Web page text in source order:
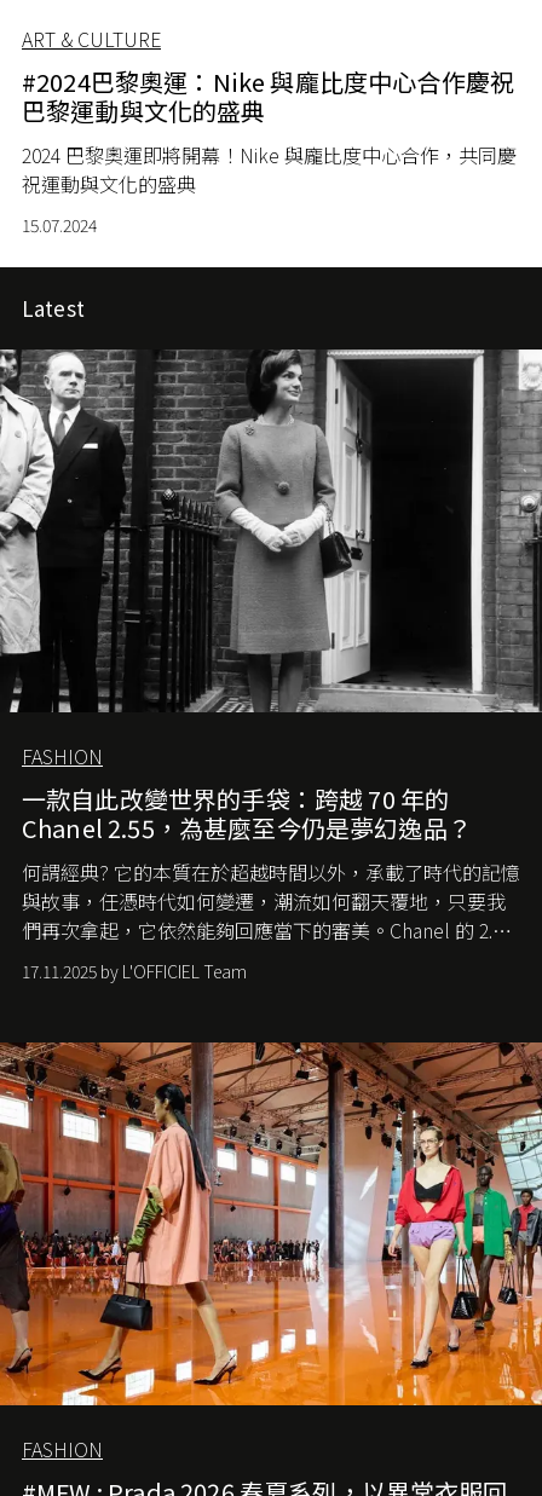
ART & CULTURE
#2024巴黎奧運：Nike 與龐比度中心合作慶祝
巴黎運動與文化的盛典
2024 巴黎奧運即將開幕！ Nike 與龐比度中心合作，共同慶
祝運動與文化的盛典
15.07.2024
Latest
FASHION
一款自此改變世界的手袋：跨越 70 年的
Chanel 2.55，為甚麼至今仍是夢幻逸品？
何謂經典? 它的本質在於超越時間以外，承載了時代的記憶
與故事，任憑時代如何變遷，潮流如何翻天覆地，只要我
們再次拿起，它依然能夠回應當下的審美。Chanel 的 2.55
手袋更是這樣存在，自問世至今，一直有着舉足輕重的地
位。如果說每個女生的第一個夢想手袋是 Chanel，那 2.55
愛它的雋永與優雅。那麼這個手袋是怎麼誕生的呢？又為
甚麼取名叫 2.55 ？今天就由《L'Officiel HK》帶你穿越流金
歲月，回顧 2.55 的誕生故事。
17.11.2025 by L'OFFICIEL Team
FASHION